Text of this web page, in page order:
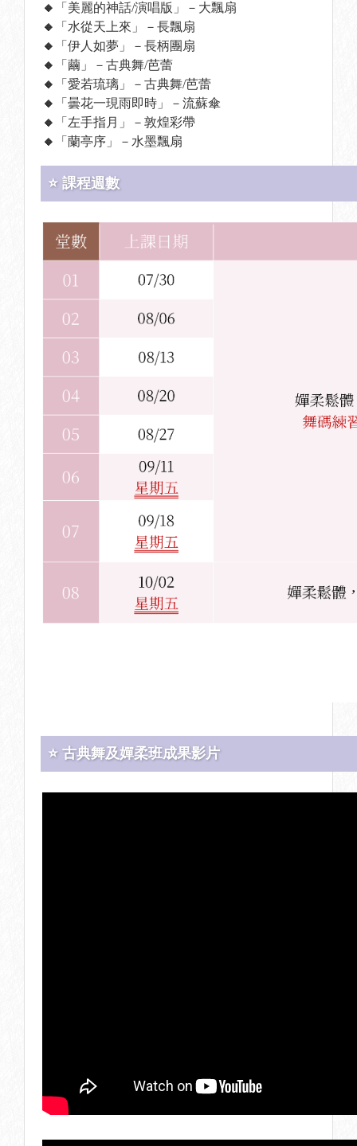
🔸
「美麗的神話/演唱版」－大飄扇
🔸
「水從天上來」－長飄扇
🔸
「伊人如夢」－長柄團扇
🔸
「繭」－古典舞/芭蕾
🔸
「愛若琉璃」－古典舞/芭蕾
🔸
「曇花一現雨即時」－流蘇傘
🔸
「左手指月」－敦煌彩帶
🔸
「蘭亭序」－水墨飄扇
⭐ 課程週數
⭐ 古典舞及嬋柔班成果影片